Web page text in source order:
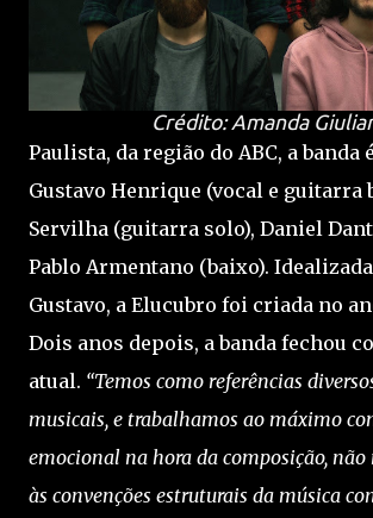
Crédito: Amanda
Paulista, da região do ABC, a banda
Gustavo Henrique (vocal e guitarra
Servilha (guitarra solo), Daniel
Pablo Armentano (baixo).
Gustavo, a Elucubro foi criada no
Dois anos depois, a banda fechou
atual. “Temos como referências
musicais, e trabalhamos ao máximo
emocional na hora da composição, não
às convenções estruturais da música